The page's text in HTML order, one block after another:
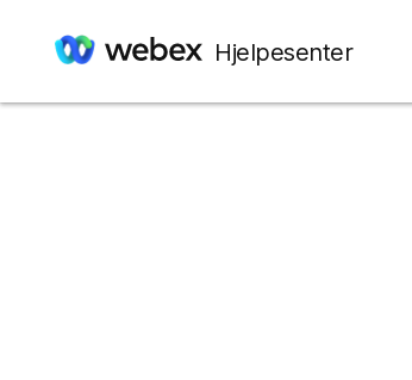
Hjelpesenter